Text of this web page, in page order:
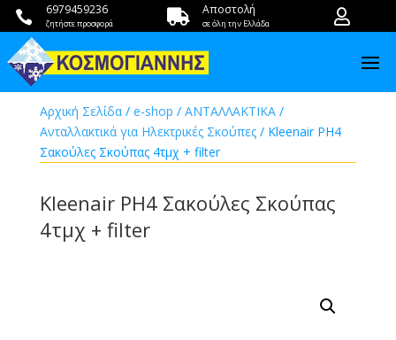
 6979459236
ζητήστε προσφορά  Αποστολή
σε όλη την Ελλάδα 
Αρχική Σελίδα/ e-shop / ΑΝΤΑΛΛΑΚΤΙΚΑ/
Ανταλλακτικά για Ηλεκτρικές Σκούπες/ Kleenair PH4
Σακούλες Σκούπας 4τμχ + filter
Kleenair PH4 Σακούλες Σκούπας
4τμχ + filter